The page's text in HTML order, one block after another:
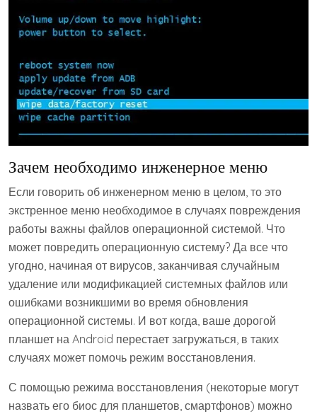
Зачем необходимо инженерное меню
Если говорить об инженерном меню в целом, то это
экстренное меню необходимое в случаях повреждения
работы важны файлов операционной системой. Что
может повредить операционную систему? Да все что
угодно, начиная от вирусов, заканчивая случайным
удаление или модификацией системных файлов или
ошибками возникшими во время обновления
операционной системы. И вот когда, ваше дорогой
планшет на Android перестает загружаться, в таких
случаях может помочь режим восстановления.
С помощью режима восстановления (некоторые могут
назвать его биос для планшетов, смартфонов) можно